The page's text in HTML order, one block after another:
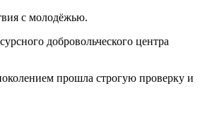
с молодёжью.
добровольческого центра
прошла строгую проверку и